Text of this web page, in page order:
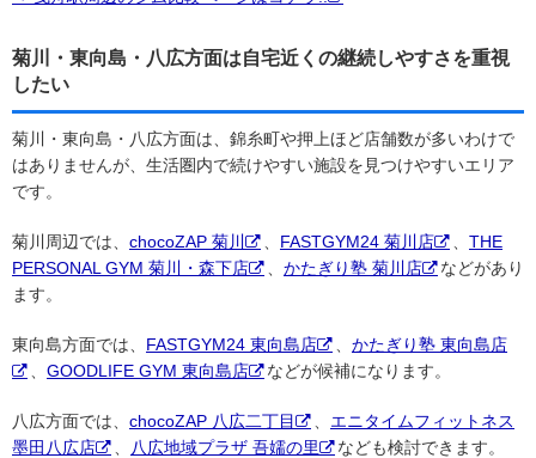
菊川・東向島・八広方面は自宅近くの継続しやすさを重視
したい
菊川・東向島・八広方面は、錦糸町や押上ほど店舗数が多いわけで
はありませんが、生活圏内で続けやすい施設を見つけやすいエリア
です。
菊川周辺では、 chocoZAP 菊川 FASTGYM24 菊川店
THE
PERSONAL GYM 菊川・森下店
かたぎり塾 菊川店
などがあり
ます。
東向島方面では、 FASTGYM24 東向島店
かたぎり塾 東向島店
GOODLIFE GYM 東向島店 などが候補になります。
八広方面では、 chocoZAP 八広二丁目
エニタイムフィットネス
墨田八広店
八広地域プラザ 吾嬬の里 なども検討できます。